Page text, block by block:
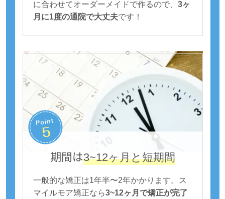
に合わせてオーダーメイドで作るので、 3ヶ
月に1度の通院で大丈夫です！
期間は3~12ヶ月と短期間
一般的な矯正は1年半〜2年かかります。ス
マイルモア矯正なら3~12ヶ月で矯正が完了